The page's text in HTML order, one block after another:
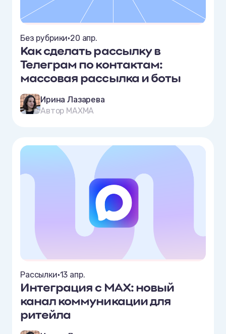
Без рубрики•20 апр.
Как сделать рассылку в
Телеграм по контактам:
массовая рассылка и боты
Ирина Лазарева
Автор MAXMA
Рассылки•13 апр.
Интеграция с MAX: новый
канал коммуникации для
ритейла